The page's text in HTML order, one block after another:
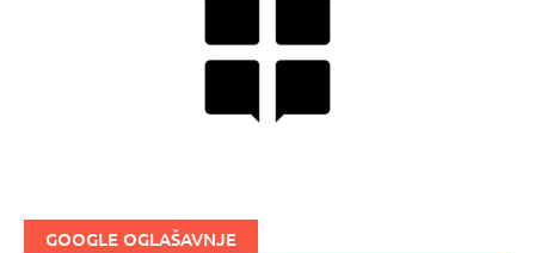
GOOGLE OGLAŠAVNJE